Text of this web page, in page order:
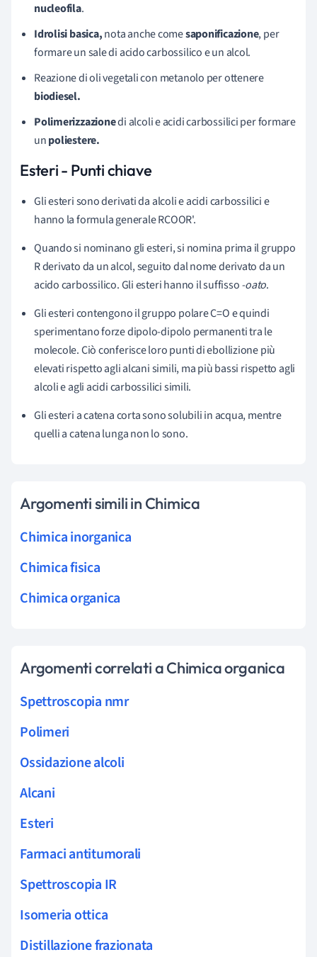
nucleofila.
Idrolisi basica,nota anche comesaponificazione, per
formare un sale di acido carbossilico e un alcol.
Reazione di oli vegetali con metanolo per ottenere
biodiesel.
Polimerizzazionedi alcoli e acidi carbossilici per formare
unpoliestere.
Esteri - Punti chiave
Gli esteri sono derivati da alcoli e acidi carbossilici e
hanno la formula generale RCOOR'.
Quando si nominano gli esteri, si nomina prima il gruppo
R derivato da un alcol, seguito dal nome derivato da un
acido carbossilico. Gli esteri hanno il suffisso-oato.
Gli esteri contengono il gruppo polare C=O e quindi
sperimentano forze dipolo-dipolo permanenti tra le
molecole. Ciò conferisce loro punti di ebollizione più
elevati rispetto agli alcani simili, ma più bassi rispetto agli
alcoli e agli acidi carbossilici simili.
Gli esteri a catena corta sono solubili in acqua, mentre
quelli a catena lunga non lo sono.
Argomenti simili in Chimica
Chimica inorganica
Chimica fisica
Chimica organica
Argomenti correlati a Chimica organica
Spettroscopia nmr
Polimeri
Ossidazione alcoli
Alcani
Esteri
Farmaci antitumorali
Spettroscopia IR
Isomeria ottica
Distillazione frazionata